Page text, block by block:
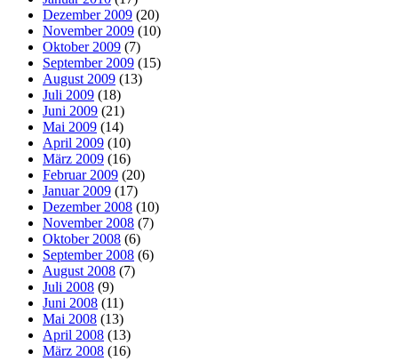
Dezember 2009 (20)
November 2009 (10)
Oktober 2009 (7)
September 2009 (15)
August 2009 (13)
Juli 2009 (18)
Juni 2009 (21)
Mai 2009 (14)
April 2009 (10)
März 2009 (16)
Februar 2009 (20)
Januar 2009 (17)
Dezember 2008 (10)
November 2008 (7)
Oktober 2008 (6)
September 2008 (6)
August 2008 (7)
Juli 2008 (9)
Juni 2008 (11)
Mai 2008 (13)
April 2008 (13)
März 2008 (16)